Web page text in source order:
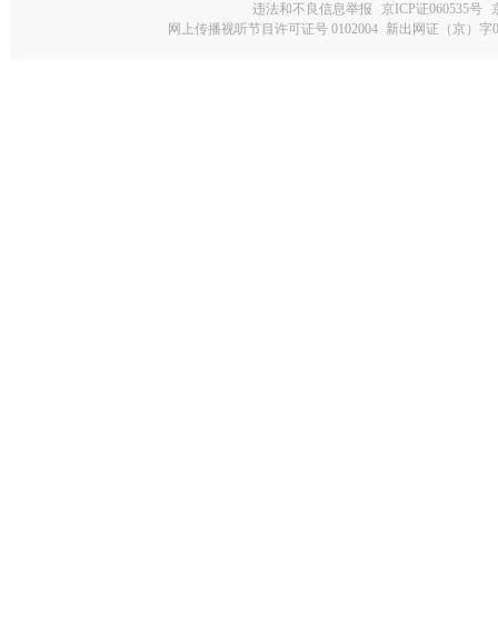
违法和不良信息举报
京ICP证060535号
网上传播视听节目许可证号 0102004 新出网证（京）